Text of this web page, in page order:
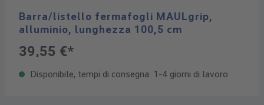
Barra/listello fermafogli MAULgrip,
alluminio, lunghezza 100,5 cm
39,55 €*
Disponibile, tempi di consegna: 1-4 giorni di lavoro